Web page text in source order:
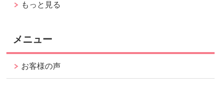
もっと見る
メニュー
お客様の声